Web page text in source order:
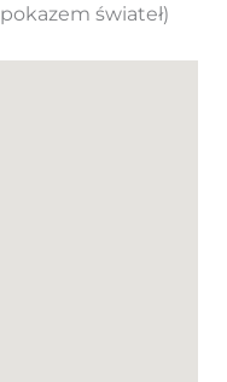
świateł)